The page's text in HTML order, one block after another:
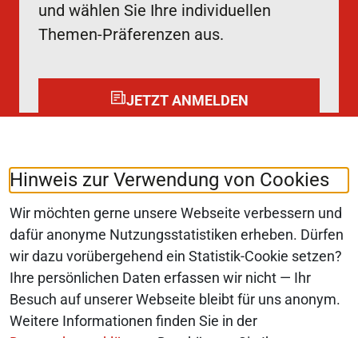
Hinweis zur Verwendung von Cookies
Wir möchten gerne unsere Webseite verbessern und
dafür anonyme Nutzungsstatistiken erheben. Dürfen
wir dazu vorübergehend ein Statistik-Cookie setzen?
Ihre persönlichen Daten erfassen wir nicht — Ihr
Besuch auf unserer Webseite bleibt für uns anonym.
Weitere Informationen finden Sie in der
und wählen Sie Ihre individuellen
Themen-Präferenzen aus.
JETZT ANMELDEN
Folgen Sie uns auf: LinkedIn
© 2026 Monopolkommission
SERVICE-NAVIGATION
SITEMAP